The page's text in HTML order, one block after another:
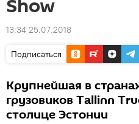
Show
13:34 25.07.2018
Подписаться
Крупнейшая в
грузовиков Tallinn
столице Эстонии